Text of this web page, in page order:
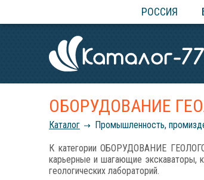
РОССИЯ
ОБОРУДОВАНИЕ
Каталог Промышленность,
К категории ОБОРУДОВАНИЕ
карьерные и шагающие экскаваторы,
геологических лабораторий.